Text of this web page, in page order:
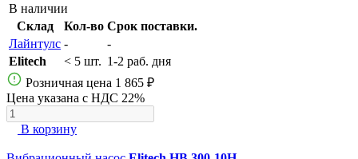
В наличии
Склад
Кол-во Срок поставки.
Лайнтулс -
-
Elitech
< 5 шт. 1-2 раб. дня
Розничная цена 1 865 ₽
Цена указана с НДС 22%
В корзину